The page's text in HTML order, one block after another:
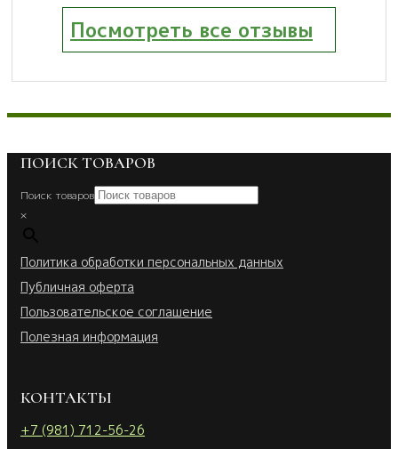
Посмотреть все отзывы
ПОИСК ТОВАРОВ
Поиск товаров
×
Политика обработки персональных данных
Публичная оферта
Пользовательское соглашение
Полезная информация
КОНТАКТЫ
+7 (981) 712-56-26